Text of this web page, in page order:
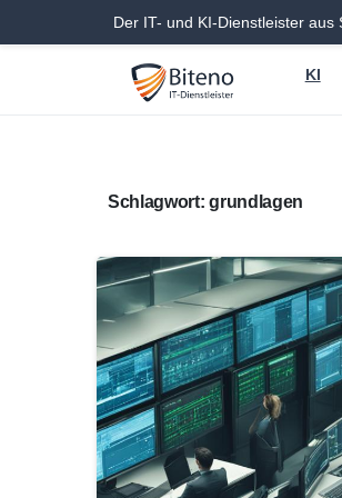
Der IT- und KI-Dienstleister aus
KI
Schlagwort:grundlagen